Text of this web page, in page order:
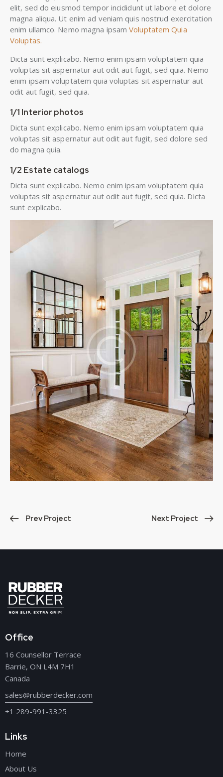
elit, sed do eiusmod tempor incididunt ut labore et dolore
magna aliqua. Ut enim ad veniam quis nostrud exercitation
enim ullamco. Nemo magna ipsamVoluptatem Quia
Voluptas.
Dicta sunt explicabo. Nemo enim ipsam voluptatem quia
voluptas sit aspernatur aut odit aut fugit, sed quia. Nemo
enim ipsam voluptatem quia voluptas sit aspernatur aut
odit aut fugit, sed quia.
1/1 Interior photos
Dicta sunt explicabo. Nemo enim ipsam voluptatem quia
voluptas sit aspernatur aut odit aut fugit, sed dolore sed
do magna quia.
1/2 Estate catalogs
Dicta sunt explicabo. Nemo enim ipsam voluptatem quia
voluptas sit aspernatur aut odit aut fugit, sed quia. Dicta
sunt explicabo.
Prev Project Next Project
Office
16 Counsellor Terrace
Barrie, ON L4M 7H1
Canada
sales@rubberdecker.com
+1 289-991-3325
Links
Home
About Us